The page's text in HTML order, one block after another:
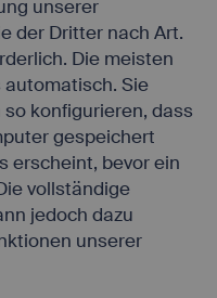
unserer
der Dritter nach Art.
Die meisten
automatisch. Sie
konfigurieren, dass
gespeichert
erscheint, bevor ein
vollständige
jedoch dazu
unserer